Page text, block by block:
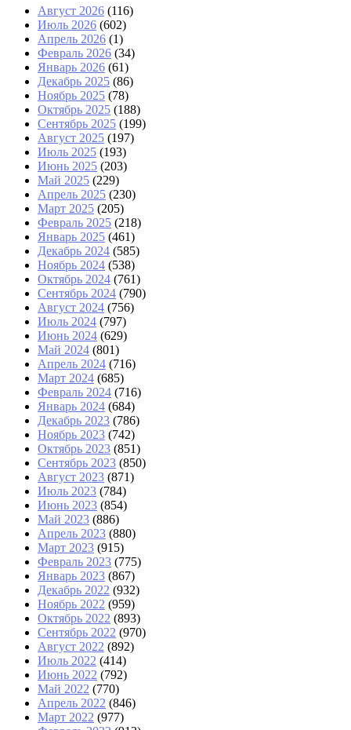
Август 2026 (116)
Июль 2026 (602)
Апрель 2026 (1)
Февраль 2026 (34)
Январь 2026 (61)
Декабрь 2025 (86)
Ноябрь 2025 (78)
Октябрь 2025 (188)
Сентябрь 2025 (199)
Август 2025 (197)
Июль 2025 (193)
Июнь 2025 (203)
Май 2025 (229)
Апрель 2025 (230)
Март 2025 (205)
Февраль 2025 (218)
Январь 2025 (461)
Декабрь 2024 (585)
Ноябрь 2024 (538)
Октябрь 2024 (761)
Сентябрь 2024 (790)
Август 2024 (756)
Июль 2024 (797)
Июнь 2024 (629)
Май 2024 (801)
Апрель 2024 (716)
Март 2024 (685)
Февраль 2024 (716)
Январь 2024 (684)
Декабрь 2023 (786)
Ноябрь 2023 (742)
Октябрь 2023 (851)
Сентябрь 2023 (850)
Август 2023 (871)
Июль 2023 (784)
Июнь 2023 (854)
Май 2023 (886)
Апрель 2023 (880)
Март 2023 (915)
Февраль 2023 (775)
Январь 2023 (867)
Декабрь 2022 (932)
Ноябрь 2022 (959)
Октябрь 2022 (893)
Сентябрь 2022 (970)
Август 2022 (892)
Июль 2022 (414)
Июнь 2022 (792)
Май 2022 (770)
Апрель 2022 (846)
Март 2022 (977)